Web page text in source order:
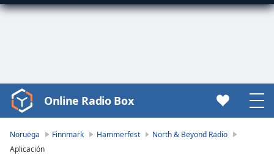
Video
Player
loading.
Online Radio Box
Noruega Finnmark Hammerfest
North & Beyond Radio
Aplicación